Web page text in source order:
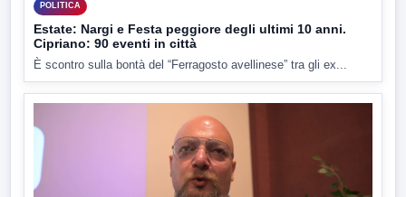
POLITICA
Estate: Nargi e Festa peggiore degli ultimi 10 anni.
Cipriano: 90 eventi in città
È scontro sulla bontà del “Ferragosto avellinese” tra gli ex...